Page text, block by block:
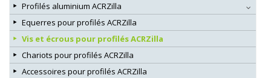
Profilés aluminium ACRZilla
Equerres pour profilés ACRZilla
Vis et écrous pour profilés ACRZilla
Chariots pour profilés ACRZilla
Accessoires pour profilés ACRZilla